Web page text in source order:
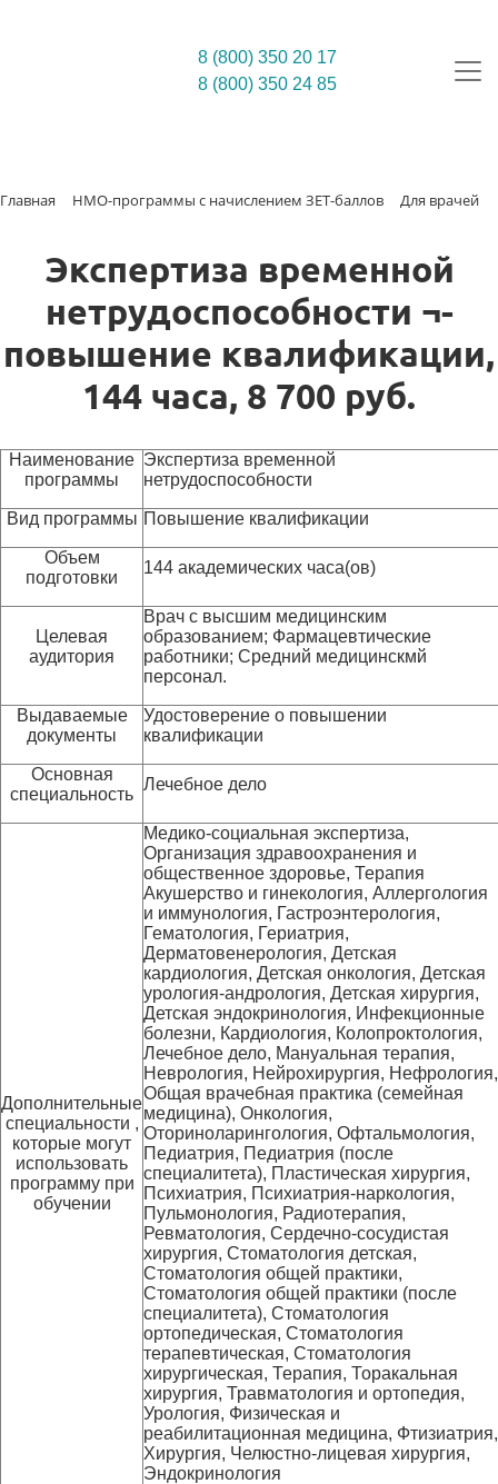
8 (800) 350 20 17
8 (800) 350 24 85
Главная НМО-программы с начислением ЗЕТ-баллов Для врачей
Экспертиза временной
нетрудоспособности ¬-
повышение квалификации,
144 часа, 8 700 руб.
Наименование
программы
Экспертиза временной
нетрудоспособности
Вид программы Повышение квалификации
Объем
подготовки
144 академических часа(ов)
Целевая
аудитория
Врач с высшим медицинским
образованием; Фармацевтические
работники; Средний медицинскмй
персонал.
Выдаваемые
документы
Удостоверение о повышении
квалификации
Основная
специальность
Лечебное дело
Дополнительные
специальности ,
которые могут
использовать
программу при
обучении
Медико-социальная экспертиза,
Организация здравоохранения и
общественное здоровье, Терапия
Акушерство и гинекология, Аллергология
и иммунология, Гастроэнтерология,
Гематология, Гериатрия,
Дерматовенерология, Детская
кардиология, Детская онкология, Детская
урология-андрология, Детская хирургия,
Детская эндокринология, Инфекционные
болезни, Кардиология, Колопроктология,
Лечебное дело, Мануальная терапия,
Неврология, Нейрохирургия, Нефрология,
Общая врачебная практика (семейная
медицина), Онкология,
Оториноларингология, Офтальмология,
Педиатрия, Педиатрия (после
специалитета), Пластическая хирургия,
Психиатрия, Психиатрия-наркология,
Пульмонология, Радиотерапия,
Ревматология, Сердечно-сосудистая
хирургия, Стоматология детская,
Стоматология общей практики,
Стоматология общей практики (после
специалитета), Стоматология
ортопедическая, Стоматология
терапевтическая, Стоматология
хирургическая, Терапия, Торакальная
хирургия, Травматология и ортопедия,
Урология, Физическая и
реабилитационная медицина, Фтизиатрия,
Хирургия, Челюстно-лицевая хирургия,
Эндокринология